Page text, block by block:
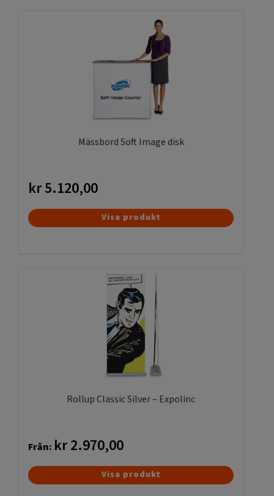
Mässbord Soft Image disk
kr5.120,00
Visa produkt
Rollup Classic Silver – Expolinc
Från: kr2.970,00
Den
här
Visa produkt